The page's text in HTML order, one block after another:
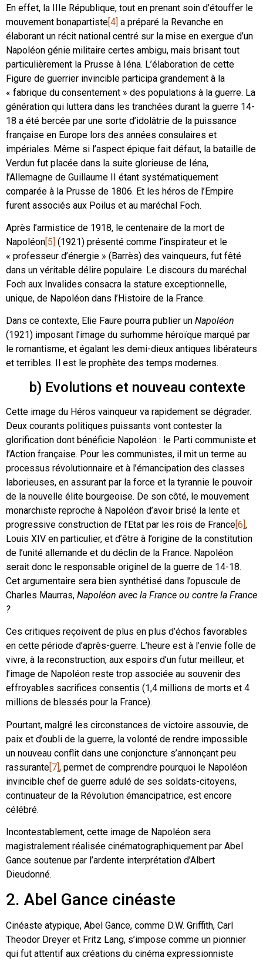
En effet, la IIIe République, tout en prenant soin d’étouffer le
mouvement bonapartiste[4] a préparé la Revanche en
élaborant un récit national centré sur la mise en exergue d’un
Napoléon génie militaire certes ambigu, mais brisant tout
particulièrement la Prusse à Iéna. L’élaboration de cette
Figure de guerrier invincible participa grandement à la
« fabrique du consentement » des populations à la guerre. La
génération qui luttera dans les tranchées durant la guerre 14-
18 a été bercée par une sorte d’idolâtrie de la puissance
française en Europe lors des années consulaires et
impériales. Même si l’aspect épique fait défaut, la bataille de
Verdun fut placée dans la suite glorieuse de Iéna,
l’Allemagne de Guillaume II étant systématiquement
comparée à la Prusse de 1806. Et les héros de l’Empire
furent associés aux Poilus et au maréchal Foch.
Après l’armistice de 1918, le centenaire de la mort de
Napoléon[5] (1921) présenté comme l’inspirateur et le
« professeur d’énergie » (Barrès) des vainqueurs, fut fêté
dans un véritable délire populaire. Le discours du maréchal
Foch aux Invalides consacra la stature exceptionnelle,
unique, de Napoléon dans l’Histoire de la France.
Dans ce contexte, Elie Faure pourra publier un Napoléon
(1921) imposant l’image du surhomme héroïque marqué par
le romantisme, et égalant les demi-dieux antiques libérateurs
et terribles. Il est le prophète des temps modernes.
b) Evolutions et nouveau contexte
Cette image du Héros vainqueur va rapidement se dégrader.
Deux courants politiques puissants vont contester la
glorification dont bénéficie Napoléon : le Parti communiste et
l’Action française. Pour les communistes, il mit un terme au
processus révolutionnaire et à l’émancipation des classes
laborieuses, en assurant par la force et la tyrannie le pouvoir
de la nouvelle élite bourgeoise. De son côté, le mouvement
monarchiste reproche à Napoléon d’avoir brisé la lente et
progressive construction de l’Etat par les rois de France[6],
Louis XIV en particulier, et d’être à l’origine de la constitution
de l’unité allemande et du déclin de la France. Napoléon
serait donc le responsable originel de la guerre de 14-18.
Cet argumentaire sera bien synthétisé dans l’opuscule de
Charles Maurras, Napoléon avec la France ou contre la France
?
Ces critiques reçoivent de plus en plus d’échos favorables
en cette période d’après-guerre. L’heure est à l’envie folle de
vivre, à la reconstruction, aux espoirs d’un futur meilleur, et
l’image de Napoléon reste trop associée au souvenir des
effroyables sacrifices consentis (1,4 millions de morts et 4
millions de blessés pour la France).
Pourtant, malgré les circonstances de victoire assouvie, de
paix et d’oubli de la guerre, la volonté de rendre impossible
un nouveau conflit dans une conjoncture s’annonçant peu
rassurante[7], permet de comprendre pourquoi le Napoléon
invincible chef de guerre adulé de ses soldats-citoyens,
continuateur de la Révolution émancipatrice, est encore
célébré.
Incontestablement, cette image de Napoléon sera
magistralement réalisée cinématographiquement par Abel
Gance soutenue par l’ardente interprétation d’Albert
Dieudonné.
2. Abel Gance cinéaste
Cinéaste atypique, Abel Gance, comme D.W. Griffith, Carl
Theodor Dreyer et Fritz Lang, s’impose comme un pionnier
qui fut attentif aux créations du cinéma expressionniste